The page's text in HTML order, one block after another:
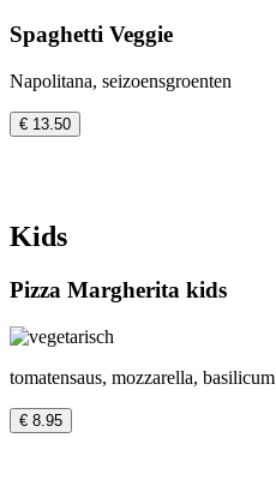
Spaghetti Veggie
Napolitana, seizoensgroenten
€ 13.50
Kids
Pizza Margherita kids
tomatensaus, mozzarella, basilicum
€ 8.95